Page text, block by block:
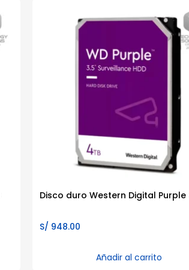
Disco duro Western Digital Purple
S/ 948.00
Añadir al carrito